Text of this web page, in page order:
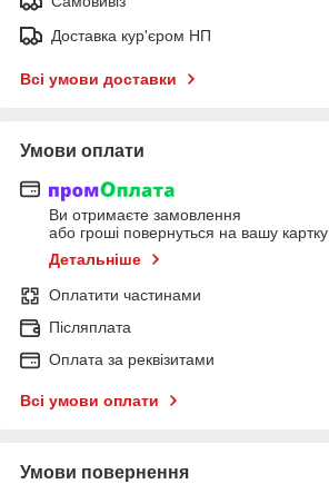
Доставка кур'єром НП
Всі умови доставки
Умови оплати
Ви отримаєте замовлення
або гроші повернуться на вашу картку
Детальніше
Оплатити частинами
Післяплата
Оплата за реквізитами
Всі умови оплати
Умови повернення